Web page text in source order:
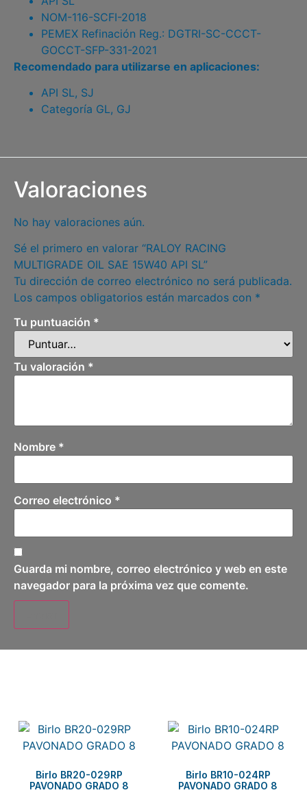
NOM-116-SCFI-2018
PEMEX Refinación Reg.: DGTRI-SC-CCCT-
GOCCT-SFP-331-2021
Recomendado para utilizarse en aplicaciones:
API SL, SJ
Categoría GL, GJ
Valoraciones
No hay valoraciones aún.
Sé el primero en valorar “RALOY RACING
MULTIGRADE OIL SAE 15W40 API SL”
Tu dirección de correo electrónico no será publicada.
Los campos obligatorios están marcados con *
Tu puntuación *
Tu valoración *
Nombre *
Correo electrónico *
Guarda mi nombre, correo electrónico y web en este
navegador para la próxima vez que comente.
Birlo BR20-029RP
PAVONADO GRADO 8
Birlo BR10-024RP
PAVONADO GRADO 8